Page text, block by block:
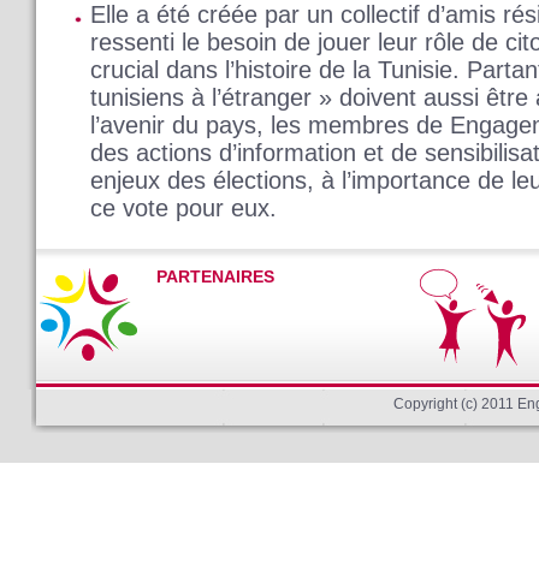
Elle a été créée par un collectif d’amis
ressenti le besoin de jouer leur rôle de
crucial dans l’histoire de la Tunisie.
tunisiens à l’étranger » doivent aussi
l’avenir du pays, les membres de
des actions d’information et de
enjeux des élections, à l’importance de
ce vote pour eux.
PARTENAIRES
Copyright (c) 2011